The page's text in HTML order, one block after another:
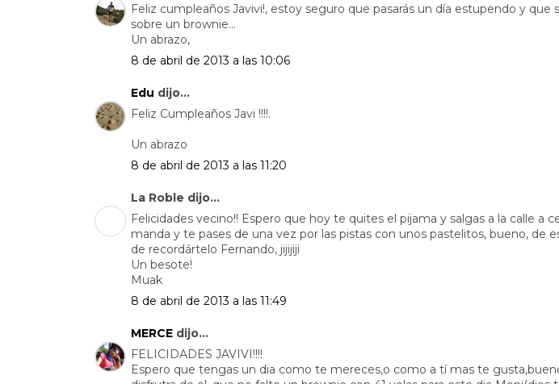
Feliz cumpleaños Javivi!, estoy seguro que pasarás un día estupendo y que
sobre un brownie...
Un abrazo,
8 de abril de 2013 a las 10:06
Edu dijo...
Feliz Cumpleaños Javi !!!!.
Un abrazo
8 de abril de 2013 a las 11:20
La Roble dijo...
Felicidades vecino!! Espero que hoy te quites el pijama y salgas a la calle a
manda y te pases de una vez por las pistas con unos pastelitos, bueno, de
de recordártelo Fernando, jijijiji
Un besote!
Muak
8 de abril de 2013 a las 11:49
MERCE dijo...
FELICIDADES JAVIVI!!!!
Espero que tengas un dia como te mereces,o como a tí mas te